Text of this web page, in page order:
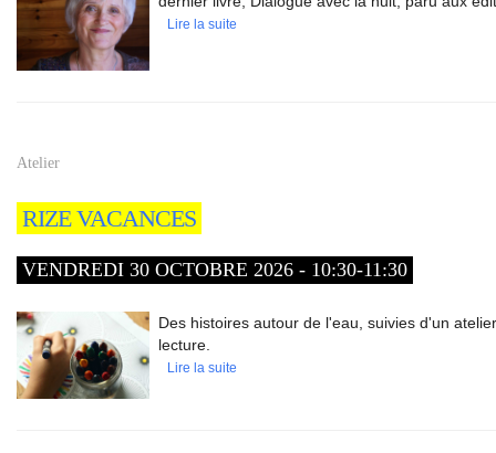
Lire la suite
Atelier
RIZE VACANCES
VENDREDI 30 OCTOBRE 2026 - 10:30-11:30
Des histoires autour de l'eau, suivies d'un
lecture.
Lire la suite